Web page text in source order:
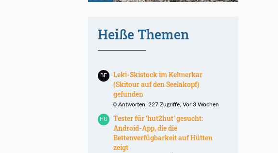
Heiße Themen
Leki-Skistock im Kelmerkar
(Skitour auf den Seelakopf)
gefunden
0 Antworten, 227 Zugriffe, Vor 3 Wochen
Tester für 'hut2hut' gesucht:
Android-App, die die
Bettenverfügbarkeit auf Hütten
zeigt